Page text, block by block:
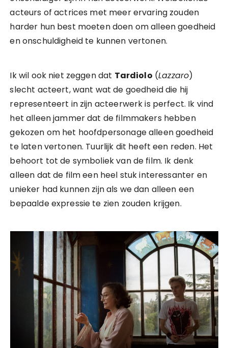
acteurs of actrices met meer ervaring zouden
harder hun best moeten doen om alleen goedheid
en onschuldigheid te kunnen vertonen.
Ik wil ook niet zeggen dat Tardiolo (Lazzaro)
slecht acteert, want wat de goedheid die hij
representeert in zijn acteerwerk is perfect. Ik vind
het alleen jammer dat de filmmakers hebben
gekozen om het hoofdpersonage alleen goedheid
te laten vertonen. Tuurlijk dit heeft een reden. Het
behoort tot de symboliek van de film. Ik denk
alleen dat de film een heel stuk interessanter en
unieker had kunnen zijn als we dan alleen een
bepaalde expressie te zien zouden krijgen.